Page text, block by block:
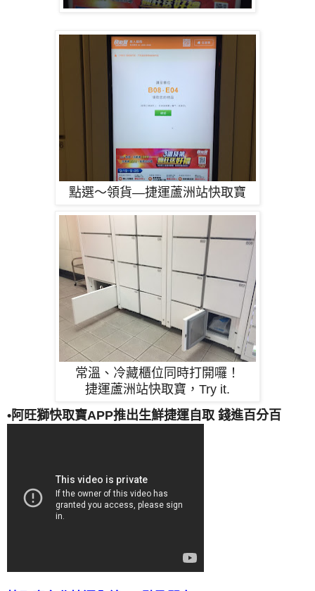
點選～領貨—捷運蘆洲站快取寶
常溫、冷藏櫃位同時打開囉！
捷運蘆洲站快取寶，Try it.
•阿旺獅快取寶APP推出生鮮捷運自取 錢進百分百